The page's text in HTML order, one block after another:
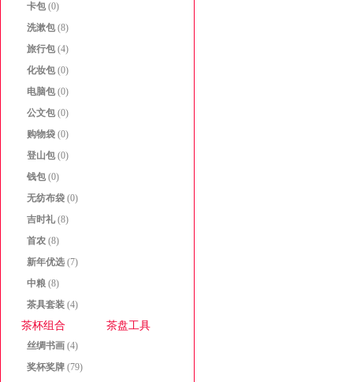
卡包(0)
洗漱包(8)
旅行包(4)
化妆包(0)
电脑包(0)
公文包(0)
购物袋 (0)
登山包(0)
钱包(0)
无纺布袋 (0)
吉时礼(8)
首农 (8)
新年优选 (7)
中粮 (8)
茶具套装 (4)
茶杯组合 茶盘工具
丝绸书画 (4)
奖杯奖牌 (79)